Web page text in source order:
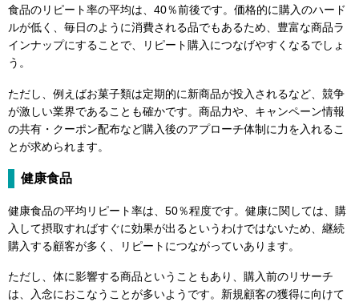
食品のリピート率の平均は、40％前後です。価格的に購入のハード
ルが低く、毎日のように消費される品でもあるため、豊富な商品ラ
インナップにすることで、リピート購入につなげやすくなるでしょ
う。
ただし、例えばお菓子類は定期的に新商品が投入されるなど、競争
が激しい業界であることも確かです。商品力や、キャンペーン情報
の共有・クーポン配布など購入後のアプローチ体制に力を入れるこ
とが求められます。
健康食品
健康食品の平均リピート率は、50％程度です。健康に関しては、購
入して摂取すればすぐに効果が出るというわけではないため、継続
購入する顧客が多く、リピートにつながっていあります。
ただし、体に影響する商品ということもあり、購入前のリサーチ
は、入念におこなうことが多いようです。新規顧客の獲得に向けて